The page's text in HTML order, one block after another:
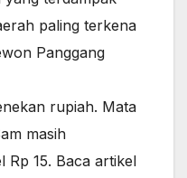
paling terkena
Panggang
rupiah. Mata
masih
Rp 15. Baca artikel